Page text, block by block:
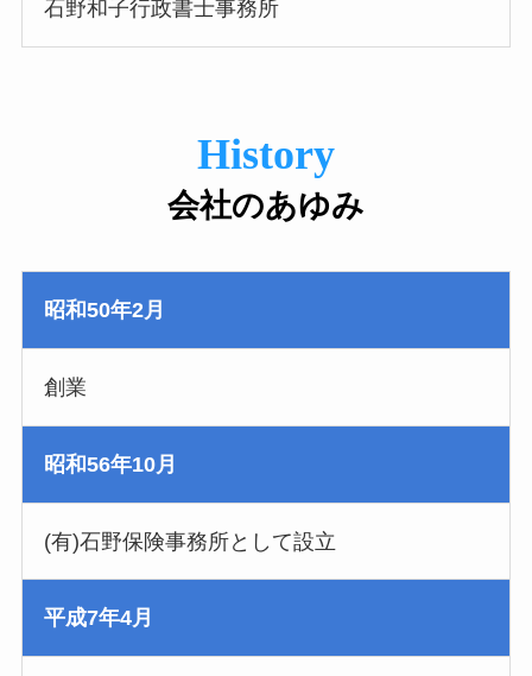
石野和子行政書士事務所
History
会社のあゆみ
昭和50年2月
創業
昭和56年10月
(有)石野保険事務所として設立
平成7年4月